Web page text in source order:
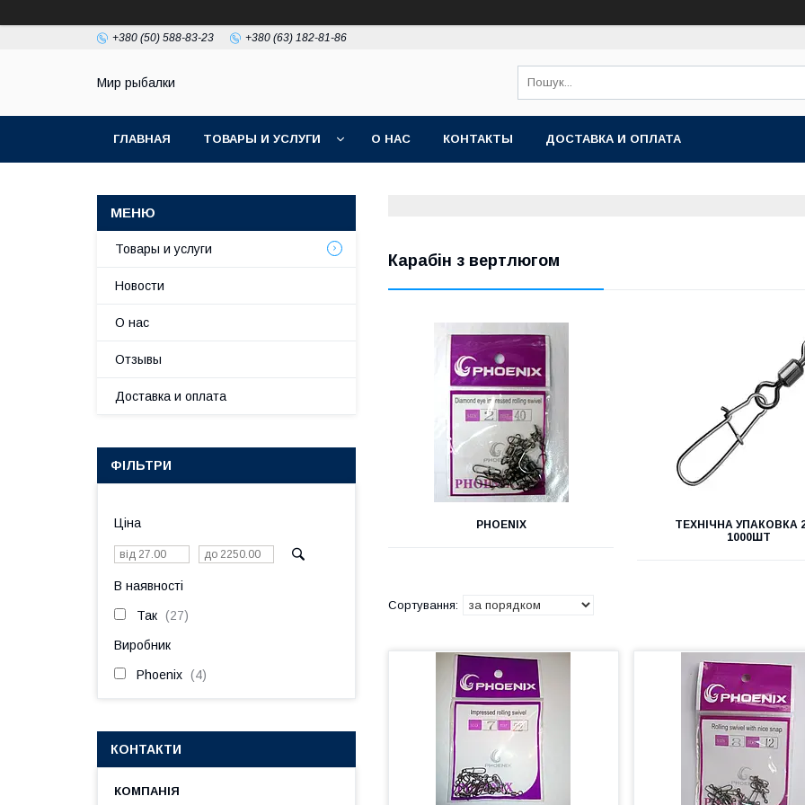
+380 (50) 588-83-23 +380 (63) 182-81-86
Мир рыбалки
ГЛАВНАЯ ТОВАРЫ И УСЛУГИ О НАС КОНТАКТЫ ДОСТАВКА И ОПЛАТА
Карабін з вертлюгом
PHOENIX
ТЕХНІЧНА УПАКОВКА
1000ШТ
Товары и услуги
Новости
О нас
Отзывы
Доставка и оплата
ФІЛЬТРИ
Ціна
В наявності
Так 27
Виробник
Phoenix 4
КОНТАКТИ